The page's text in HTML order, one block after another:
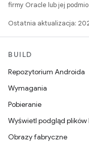
firmy Oracle lub jej
Ostatnia aktualizacja:
BUILD
Repozytorium Androida
Wymagania
Pobieranie
Wyświetl podgląd plików
Obrazy fabryczne